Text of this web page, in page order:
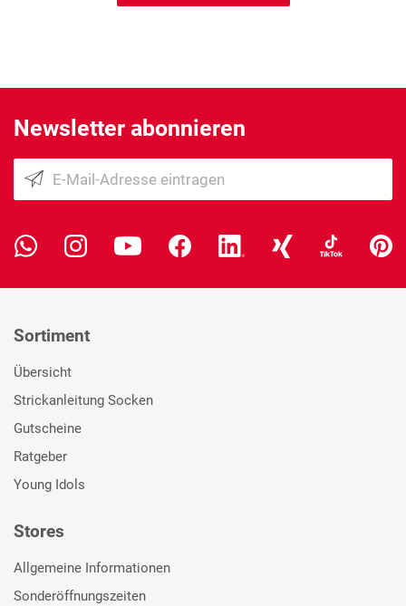
Newsletter abonnieren
Sortiment
Übersicht
Strickanleitung Socken
Gutscheine
Ratgeber
Young Idols
Stores
Allgemeine Informationen
Sonderöffnungszeiten